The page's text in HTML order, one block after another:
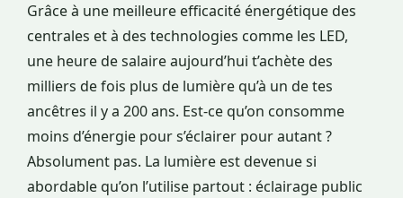
Grâce à une meilleure efficacité énergétique des
centrales et à des technologies comme les LED,
une heure de salaire aujourd’hui t’achète des
milliers de fois plus de lumière qu’à un de tes
ancêtres il y a 200 ans. Est-ce qu’on consomme
moins d’énergie pour s’éclairer pour autant ?
Absolument pas. La lumière est devenue si
abordable qu’on l’utilise partout : éclairage public